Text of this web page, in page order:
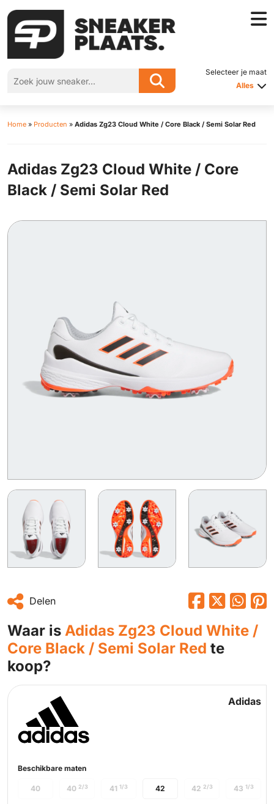
Selecteer je maat
Alles
Home » Producten » Adidas Zg23 Cloud White / Core Black / Semi Solar Red
Adidas Zg23 Cloud White / Core
Black / Semi Solar Red
Delen
Waar is Adidas Zg23 Cloud White /
Core Black / Semi Solar Red te
koop?
Adidas
Beschikbare maten
42
40 40 2/3 41 1/3 42 2/3 43 1/3